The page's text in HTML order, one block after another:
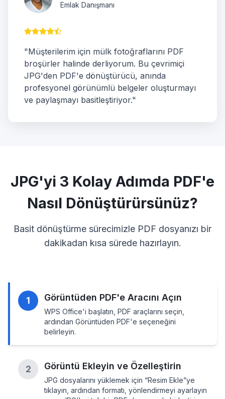
Emlak Danışmanı
"Müşterilerim için mülk fotoğraflarını PDF
broşürler halinde derliyorum. Bu çevrimiçi
JPG'den PDF'e dönüştürücü, anında
profesyonel görünümlü belgeler oluşturmayı
ve paylaşmayı basitleştiriyor."
JPG'yi 3 Kolay Adımda PDF'e
Nasıl Dönüştürürsünüz?
Basit dönüştürme sürecimizle PDF dosyanızı bir
dakikadan kısa sürede hazırlayın.
1 Görüntüden PDF'e Aracını Açın
WPS Office'i başlatın, PDF araçlarını seçin,
ardından Görüntüden PDF'e seçeneğini
belirleyin.
2 Görüntü Ekleyin ve Özelleştirin
JPG dosyalarını yüklemek için “Resim Ekle”ye
tıklayın, ardından formatı, yönlendirmeyi ayarlayın